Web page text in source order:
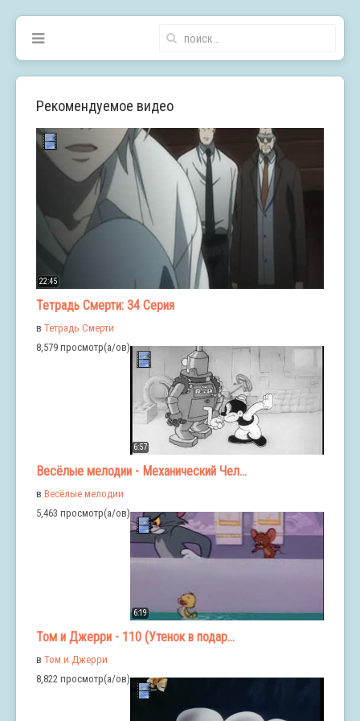
Рекомендуемое видео
22:45
Тетрадь Смерти: 34 Серия
в Тетрадь Смерти
8,579 просмотр(а/ов)
6:57
Весёлые мелодии - Механический Чел...
в Весёлые мелодии
5,463 просмотр(а/ов)
6:19
Том и Джерри - 110 (Утенок в подар...
в Том и Джерри
8,822 просмотр(а/ов)